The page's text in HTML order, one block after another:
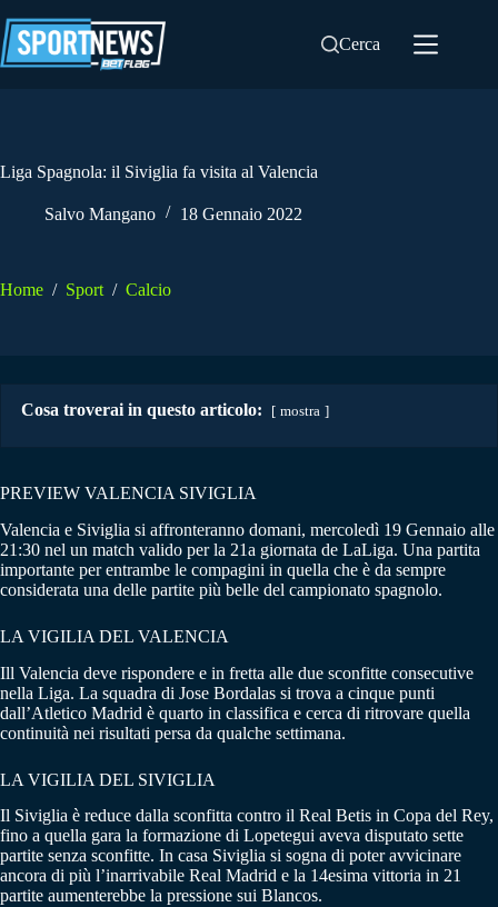
al
contenuto
Cerca
Liga Spagnola: il Siviglia fa visita al Valencia
Salvo Mangano 18 Gennaio 2022
Home / Sport / Calcio
Cosa troverai in questo articolo: mostra
PREVIEW VALENCIA SIVIGLIA
Valencia e Siviglia si affronteranno domani, mercoledì 19 Gennaio alle
21:30 nel un match valido per la 21a giornata de LaLiga. Una partita
importante per entrambe le compagini in quella che è da sempre
considerata una delle partite più belle del campionato spagnolo.
LA VIGILIA DEL VALENCIA
Ill Valencia deve rispondere e in fretta alle due sconfitte consecutive
nella Liga. La squadra di Jose Bordalas si trova a cinque punti
dall’Atletico Madrid è quarto in classifica e cerca di ritrovare quella
continuità nei risultati persa da qualche settimana.
LA VIGILIA DEL SIVIGLIA
Il Siviglia è reduce dalla sconfitta contro il Real Betis in Copa del Rey,
fino a quella gara la formazione di Lopetegui aveva disputato sette
partite senza sconfitte. In casa Siviglia si sogna di poter avvicinare
ancora di più l’inarrivabile Real Madrid e la 14esima vittoria in 21
partite aumenterebbe la pressione sui Blancos.